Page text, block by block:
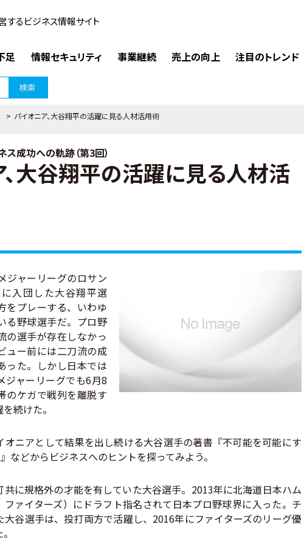
るビジネス情報サイト
足 情報セキュリティ 事業継続 売上の向上 注目のトレンド
検索
> パイオニア、大谷翔平の活躍に見る人材活用術
成功への軌跡（第3回）
大谷翔平の活躍に見る人材活
ジャーリーグのロサン
入団した大谷翔平選
をプレーする、いわゆ
る野球選手だ。プロ野
の選手が存在しなかっ
ュー前には二刀流の成
った。しかし日本では
ジャーリーグでも6月8
のケガで戦列を離脱す
続けた。
ニアとして結果を出し続ける大谷選手の著書『不可能を可能にす
などからビジネスへのヒントを探ってみよう。
に規格外の才能を有していた大谷選手。2013年に北海道日本ハム
ファイターズ）にドラフト指名されて日本プロ野球界に入った。チ
大谷選手は、投打両方で活躍し、2016年にファイターズのリーグ優